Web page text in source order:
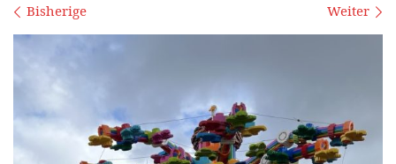
Bilder Navigation
Bisherige Weiter